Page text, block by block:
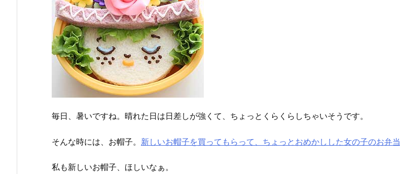
毎日、暑いですね。晴れた日は日差しが強くて、ちょっとくらくらしちゃいそうです。
そんな時には、お帽子。 新しいお帽子を買ってもらって、ちょっとおめかしした女の子のお弁当
私も新しいお帽子、ほしいなぁ。